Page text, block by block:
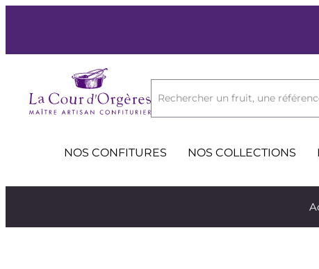
Rechercher un fruit, une
NOS CONFITURES NOS COLLECTIONS